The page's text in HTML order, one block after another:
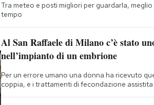
Tra meteo e posti migliori per guardarla,
tempo
Al San Raffaele di Milano c’è stato
nell’impianto di un embrione
Per un errore umano una donna ha ricevuto
coppia, e i trattamenti di fecondazione